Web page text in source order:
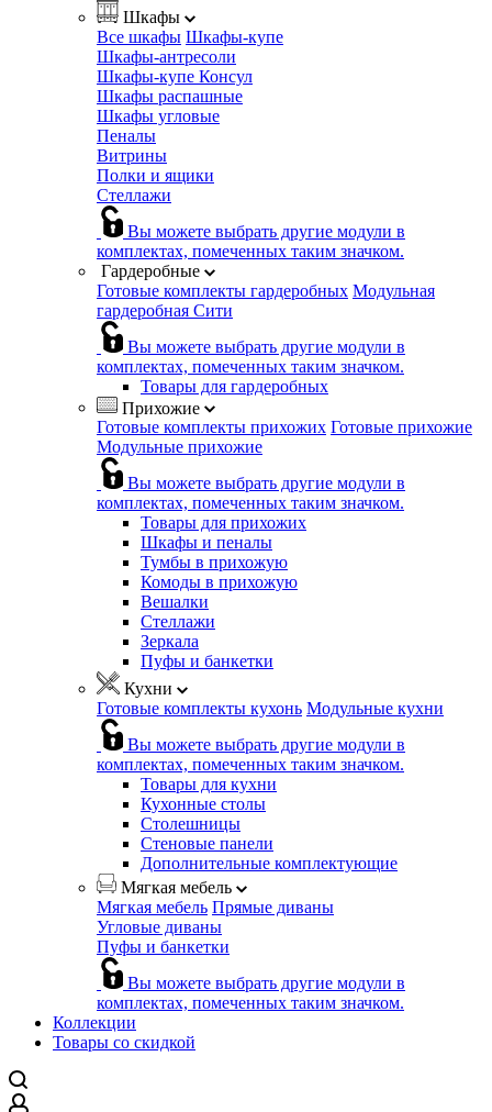
Шкафы
Все шкафы Шкафы-купе
Шкафы-антресоли
Шкафы-купе Консул
Шкафы распашные
Шкафы угловые
Пеналы
Витрины
Полки и ящики
Стеллажи
Вы можете выбрать другие модули в
комплектах, помеченных таким значком.
Гардеробные
Готовые комплекты гардеробных Модульная
гардеробная Сити
Вы можете выбрать другие модули в
комплектах, помеченных таким значком.
Товары для гардеробных
Прихожие
Готовые комплекты прихожих Готовые прихожие
Модульные прихожие
Вы можете выбрать другие модули в
комплектах, помеченных таким значком.
Товары для прихожих
Шкафы и пеналы
Тумбы в прихожую
Комоды в прихожую
Вешалки
Стеллажи
Зеркала
Пуфы и банкетки
Кухни
Готовые комплекты кухонь Модульные кухни
Вы можете выбрать другие модули в
комплектах, помеченных таким значком.
Товары для кухни
Кухонные столы
Столешницы
Стеновые панели
Дополнительные комплектующие
Мягкая мебель
Мягкая мебель Прямые диваны
Угловые диваны
Пуфы и банкетки
Вы можете выбрать другие модули в
комплектах, помеченных таким значком.
Коллекции
Товары со скидкой